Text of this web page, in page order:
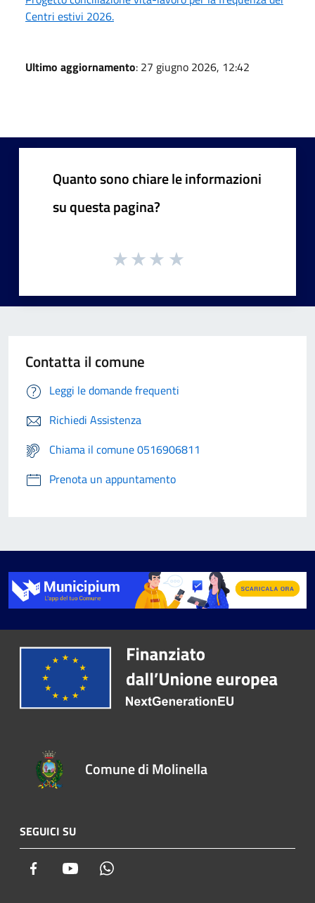
Centri estivi 2026.
Ultimo aggiornamento: 27 giugno 2026, 12:42
Quanto sono chiare le informazioni
su questa pagina?
Contatta il comune
Leggi le domande frequenti
Richiedi Assistenza
Chiama il comune 0516906811
Prenota un appuntamento
Comune di Molinella
SEGUICI SU
Facebook Youtube